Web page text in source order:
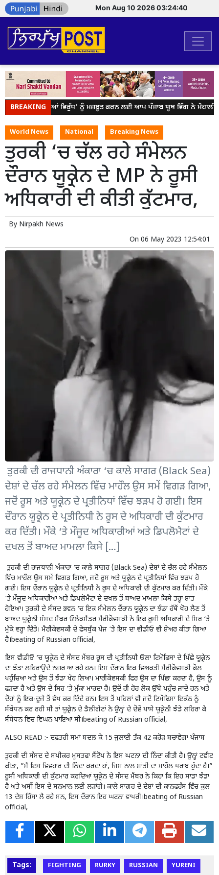
Mon Aug 10 2026 03:24:40
BREAKING
ਯੁੱਧ ਨਸ਼ਿਆਂ ਵਿਰੁੱਧ’ ਨੂੰ ਮਜ਼ਬੂਤ ਕਰਨ ਲਈ ਆਪ ਪੰਜਾਬ ਯੂਥ ਵਿੰਗ ਨੇ ਮੋਹਾਲੀ
World News National Breaking News
ਤੁਰਕੀ ‘ਚ ਚੱਲ ਰਹੇ ਸੰਮੇਲਨ
ਦੌਰਾਨ ਯੂਕ੍ਰੇਨ ਦੇ MP ਨੇ ਰੂਸੀ
ਅਧਿਕਾਰੀ ਦੀ ਕੀਤੀ ਕੁੱਟਮਾਰ,
By Nirpakh News
On 06 May 2023 12:54:01
ਤੁਰਕੀ ਦੀ ਰਾਜਧਾਨੀ ਅੰਕਾਰਾ ‘ਚ ਕਾਲੇ ਸਾਗਰ (Black Sea)
ਦੇਸ਼ਾਂ ਦੇ ਚੱਲ ਰਹੇ ਸੰਮੇਲਨ ਵਿੱਚ ਮਾਹੌਲ ਉਸ ਸਮੇਂ ਵਿਗੜ ਗਿਆ,
ਜਦੋਂ ਰੂਸ ਅਤੇ ਯੂਕ੍ਰੇਨ ਦੇ ਪ੍ਰਤੀਨਿਧਾਂ ਵਿੱਚ ਝੜਪ ਹੋ ਗਈ। ਇਸ
ਦੌਰਾਨ ਯੂਕ੍ਰੇਨ ਦੇ ਪ੍ਰਤੀਨਿਧੀ ਨੇ ਰੂਸ ਦੇ ਅਧਿਕਾਰੀ ਦੀ ਕੁੱਟਮਾਰ
ਕਰ ਦਿੱਤੀ। ਮੌਕੇ ‘ਤੇ ਮੌਜੂਦ ਅਧਿਕਾਰੀਆਂ ਅਤੇ ਡਿਪਲੋਮੈਟਾਂ ਦੇ
ਦਖਲ ਤੋਂ ਬਾਅਦ ਮਾਮਲਾ ਕਿਸੇ […]
ਤੁਰਕੀ ਦੀ ਰਾਜਧਾਨੀ ਅੰਕਾਰਾ ‘ਚ ਕਾਲੇ ਸਾਗਰ (Black Sea) ਦੇਸ਼ਾਂ ਦੇ ਚੱਲ ਰਹੇ ਸੰਮੇਲਨ
ਵਿੱਚ ਮਾਹੌਲ ਉਸ ਸਮੇਂ ਵਿਗੜ ਗਿਆ, ਜਦੋਂ ਰੂਸ ਅਤੇ ਯੂਕ੍ਰੇਨ ਦੇ ਪ੍ਰਤੀਨਿਧਾਂ ਵਿੱਚ ਝੜਪ ਹੋ
ਗਈ। ਇਸ ਦੌਰਾਨ ਯੂਕ੍ਰੇਨ ਦੇ ਪ੍ਰਤੀਨਿਧੀ ਨੇ ਰੂਸ ਦੇ ਅਧਿਕਾਰੀ ਦੀ ਕੁੱਟਮਾਰ ਕਰ ਦਿੱਤੀ। ਮੌਕੇ
‘ਤੇ ਮੌਜੂਦ ਅਧਿਕਾਰੀਆਂ ਅਤੇ ਡਿਪਲੋਮੈਟਾਂ ਦੇ ਦਖਲ ਤੋਂ ਬਾਅਦ ਮਾਮਲਾ ਕਿਸੇ ਤਰ੍ਹਾਂ ਸ਼ਾਂਤ
ਹੋਇਆ। ਤੁਰਕੀ ਦੇ ਸੰਸਦ ਭਵਨ ‘ਚ ਇਕ ਸੰਮੇਲਨ ਦੌਰਾਨ ਯੂਕ੍ਰੇਨ ਦਾ ਝੰਡਾ ਹੱਥੋਂ ਖੋਹ ਲੈਣ ਤੋਂ
ਬਾਅਦ ਯੂਕ੍ਰੇਨੀ ਸੰਸਦ ਮੈਂਬਰ ਓਲੇਕਸੈਂਡਰ ਮੈਰੀਕੋਵਸਕੀ ਨੇ ਇਕ ਰੂਸੀ ਅਧਿਕਾਰੀ ਦੇ ਸਿਰ ‘ਤੇ
ਮੁੱਕੇ ਵਰ੍ਹਾ ਦਿੱਤੇ। ਮੈਰੀਕੋਵਸਕੀ ਦੇ ਫੇਸਬੁੱਕ ਪੇਜ ‘ਤੇ ਇਸ ਦਾ ਵੀਡੀਓ ਵੀ ਸ਼ੇਅਰ ਕੀਤਾ ਗਿਆ
ਹੈ।beating of Russian official,
ਇਸ ਵੀਡੀਓ ‘ਚ ਯੂਕ੍ਰੇਨ ਦੇ ਸੰਸਦ ਮੈਂਬਰ ਰੂਸ ਦੀ ਪ੍ਰਤੀਨਿਧੀ ਓਲਾ ਟਿਮੋਫਿਸਾ ਦੇ ਪਿੱਛੇ ਯੂਕ੍ਰੇਨ
ਦਾ ਝੰਡਾ ਲਹਿਰਾਉਂਦੇ ਨਜ਼ਰ ਆ ਰਹੇ ਹਨ। ਇਸ ਦੌਰਾਨ ਇਕ ਵਿਅਕਤੀ ਮੈਰੀਕੋਵਸਕੀ ਕੋਲ
ਪਹੁੰਚਿਆ ਅਤੇ ਉਸ ਤੋਂ ਝੰਡਾ ਖੋਹ ਲਿਆ। ਮਾਰੀਕੋਵਸਕੀ ਫਿਰ ਉਸ ਦਾ ਪਿੱਛਾ ਕਰਦਾ ਹੈ, ਉਸ ਨੂੰ
ਫੜਦਾ ਹੈ ਅਤੇ ਉਸ ਦੇ ਸਿਰ ‘ਤੇ ਮੁੱਕਾ ਮਾਰਦਾ ਹੈ। ਉਦੋਂ ਹੀ ਹੋਰ ਲੋਕ ਉੱਥੇ ਪਹੁੰਚ ਜਾਂਦੇ ਹਨ ਅਤੇ
ਦੋਹਾਂ ਨੂੰ ਇਕ-ਦੂਜੇ ਤੋਂ ਵੱਖ ਕਰ ਦਿੰਦੇ ਹਨ। ਇਸ ਤੋਂ ਪਹਿਲਾਂ ਵੀ ਜਦੋਂ ਟਿਮੋਫਿਸਾ ਇਕੱਠ ਨੂੰ
ਸੰਬੋਧਨ ਕਰ ਰਹੀ ਸੀ ਤਾਂ ਯੂਕ੍ਰੇਨ ਦੇ ਡੈਲੀਗੇਟਾਂ ਨੇ ਉਨ੍ਹਾਂ ਦੇ ਦੋਵੇਂ ਪਾਸੇ ਯੂਕ੍ਰੇਨੀ ਝੰਡੇ ਲਹਿਰਾ ਕੇ
ਸੰਬੋਧਨ ਵਿਚ ਵਿਘਨ ਪਾਇਆ ਸੀ।beating of Russian official,
ALSO READ :- ਦਫ਼ਤਰੀ ਸਮਾਂ ਬਦਲ ਕੇ 15 ਜੁਲਾਈ ਤੱਕ 42 ਕਰੋੜ ਬਚਾਵੇਗਾ ਪੰਜਾਬ
ਤੁਰਕੀ ਦੀ ਸੰਸਦ ਦੇ ਸਪੀਕਰ ਮੁਸਤਫਾ ਸੈਂਟੋਪ ਨੇ ਇਸ ਘਟਨਾ ਦੀ ਨਿੰਦਾ ਕੀਤੀ ਹੈ। ਉਨ੍ਹਾਂ ਟਵੀਟ
ਕੀਤਾ, ”ਮੈਂ ਇਸ ਵਿਵਹਾਰ ਦੀ ਨਿੰਦਾ ਕਰਦਾ ਹਾਂ, ਜਿਸ ਨਾਲ ਸ਼ਾਂਤੀ ਦਾ ਮਾਹੌਲ ਖਰਾਬ ਹੁੰਦਾ ਹੈ।”
ਰੂਸੀ ਅਧਿਕਾਰੀ ਦੀ ਕੁੱਟਮਾਰ ਕਰਦਿਆਂ ਯੂਕ੍ਰੇਨ ਦੇ ਸੰਸਦ ਮੈਂਬਰ ਨੇ ਕਿਹਾ ਕਿ ਇਹ ਸਾਡਾ ਝੰਡਾ
ਹੈ ਅਤੇ ਅਸੀਂ ਇਸ ਦੇ ਸਨਮਾਨ ਲਈ ਲੜਾਂਗੇ। ਕਾਲੇ ਸਾਗਰ ਦੇ ਦੇਸ਼ਾਂ ਦੀ ਕਾਨਫਰੰਸ ਵਿੱਚ ਕੁਲ
13 ਦੇਸ਼ ਹਿੱਸਾ ਲੈ ਰਹੇ ਸਨ, ਇਸ ਦੌਰਾਨ ਇਹ ਘਟਨਾ ਵਾਪਰੀ।beating of Russian
official,
Tags: FIGHTING RURKY RUSSIAN YURENI